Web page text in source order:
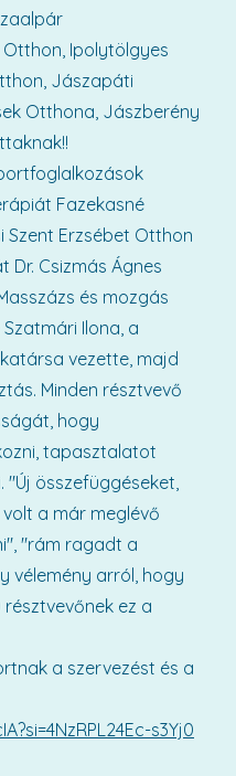
Otthon, Ipolytölgyes
Jászapáti
Otthona, Jászberény
Fazekasné
Szent Erzsébet Otthon
Csizmás Ágnes
és mozgás
Ilona, a
vezette, majd
Minden résztvevő
hogy
tapasztalatot
"Új összefüggéseket,
a már meglévő
"rám ragadt a
vélemény arról, hogy
ez a
a szervezést és a
s3Yj0